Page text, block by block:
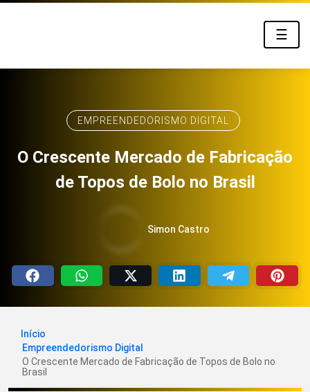
☰
EMPREENDEDORISMO DIGITAL
O Crescente Mercado de Fabricação
de Topos de Bolo no Brasil
Simon Castro
Início
Empreendedorismo Digital
O Crescente Mercado de Fabricação de Topos de Bolo no
Brasil